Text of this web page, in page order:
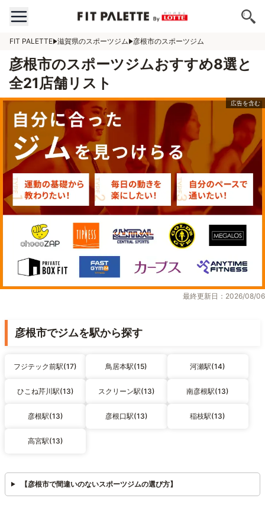
FIT PALETTE 滋賀県のスポーツジム 彦根市のスポーツジム
彦根市のスポーツジムおすすめ8選と
全21店舗リスト
最終更新日：2026/08/06
彦根市でジムを駅から探す
フジテック前駅(17) 鳥居本駅(15) 河瀬駅(14)
ひこね芹川駅(13) スクリーン駅(13) 南彦根駅(13)
彦根駅(13) 彦根口駅(13) 稲枝駅(13)
高宮駅(13)
【彦根市で間違いのないスポーツジムの選び方】